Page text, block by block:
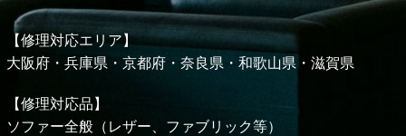
【修理対応エリア】
大阪府・兵庫県・京都府・奈良県・和歌山県・ 滋賀県
【修理対応品】
ソファー全般（レザー、ファブリック等）